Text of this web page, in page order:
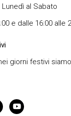
al Sabato
e dalle 16:00 alle
giorni festivi